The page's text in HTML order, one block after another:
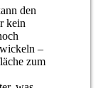
den
kein
–
zum